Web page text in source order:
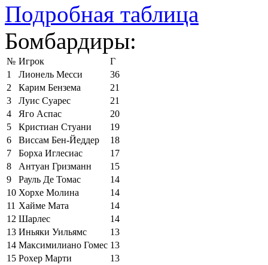
Подробная таблица
Бомбардиры:
№ Игрок
Г
1
Лионель Месси
36
2
Карим Бензема
21
3
Луис Суарес
21
4
Яго Аспас
20
5
Кристиан Стуани
19
6
Виссам Бен-Йеддер
18
7
Борха Иглесиас
17
8
Антуан Гризманн
15
9
Рауль Де Томас
14
10 Хорхе Молина
14
11 Хайме Мата
14
12 Шарлес
14
13 Иньяки Уильямс
13
14 Максимилиано Гомес 13
15 Рохер Марти 13